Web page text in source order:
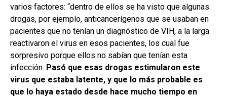
varios factores: “dentro de ellos se ha visto que algunas
drogas, por ejemplo, anticancerígenos que se usaban en
pacientes que no tenían un diagnóstico de VIH, a la larga
reactivaron el virus en esos pacientes, los cual fue
sorpresivo porque ellos no sabían que tenían esta
infección. Pasó que esas drogas estimularon este
virus que estaba latente, y que lo más probable es
que lo haya estado desde hace mucho tiempo en